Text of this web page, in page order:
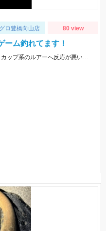
ロ豊橋向山店 80 view
ーム釣れてます！
ヒットルアーはデプス：バズジェット。カップ系のルアーへ反応が悪い時にオススメのルアーです。ぜひお試しください。